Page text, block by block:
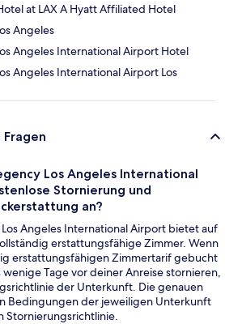
at LAX A Hyatt Affiliated Hotel
Angeles
Angeles International Airport Hotel
Angeles International Airport Los
Los Angeles International
Stornierung und
an?
Angeles International Airport bietet auf
erstattungsfähige Zimmer. Wenn
erstattungsfähigen Zimmertarif gebucht
wenige Tage vor deiner Anreise stornieren,
der Unterkunft. Die genauen
Bedingungen der jeweiligen Unterkunft
Stornierungsrichtlinie.